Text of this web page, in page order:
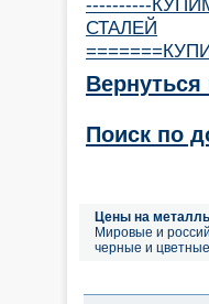
СТАЛЕЙ
Поиск по
Цены на
Мировые и
черные и